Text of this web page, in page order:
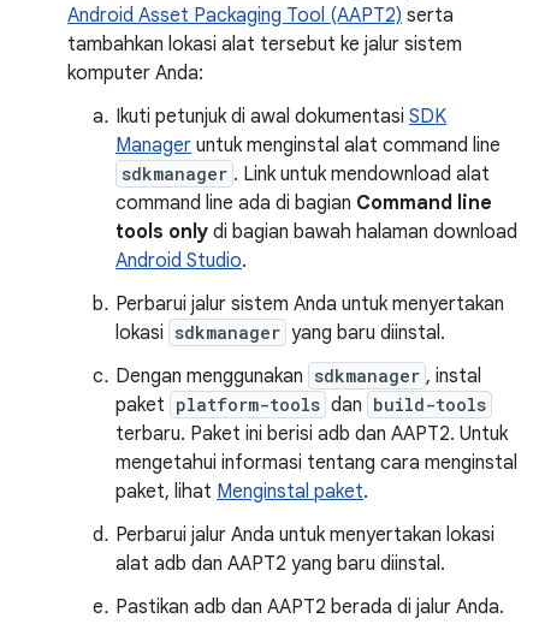
Android Asset Packaging Tool (AAPT2) serta
tambahkan lokasi alat tersebut ke jalur sistem
komputer Anda:
Ikuti petunjuk di awal dokumentasi SDK
Manager untuk menginstal alat command line
sdkmanager . Link untuk mendownload alat
command line ada di bagian Command line
tools only di bagian bawah halaman download
Android Studio.
Perbarui jalur sistem Anda untuk menyertakan
lokasi sdkmanager yang baru diinstal.
Dengan menggunakan sdkmanager , instal
paket platform-tools dan build-tools
terbaru. Paket ini berisi adb dan AAPT2. Untuk
mengetahui informasi tentang cara menginstal
paket, lihat Menginstal paket.
Perbarui jalur Anda untuk menyertakan lokasi
alat adb dan AAPT2 yang baru diinstal.
Pastikan adb dan AAPT2 berada di jalur Anda.